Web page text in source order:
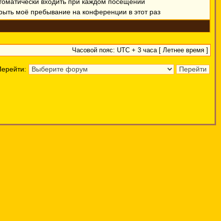
входить при каждом посещении
моё пребывание на конференции в этот раз
Часовой пояс: UTC + 3 часа [ Летнее время ]